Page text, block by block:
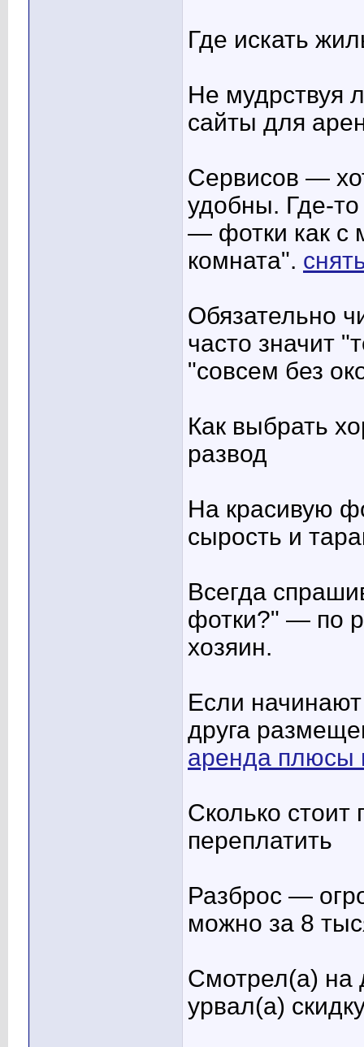
Где искать
Не мудрствуя
сайты для
Сервисов —
удобны. Где-
— фотки как с
комната".
Обязательно
часто значит
"совсем без
Как выбрать
развод
На красивую
сырость и
Всегда
фотки?" — по
хозяин.
Если
друга
аренда плюсы
Сколько стоит
переплатить
Разброс —
можно за 8
Смотрел(а) на
урвал(а)